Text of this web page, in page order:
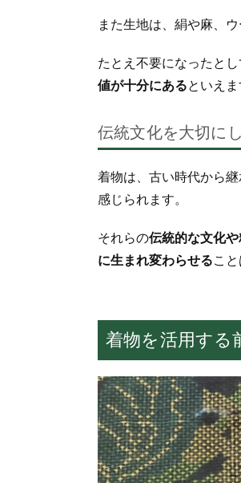
また生地は、絹や麻、
たとえ不要になったとし
値が十分にあるといえま
伝統文化を大切に
着物は、古い時代から
感じられます。
それらの伝統的な文化
に生まれ変わらせるこ
着物を活用する